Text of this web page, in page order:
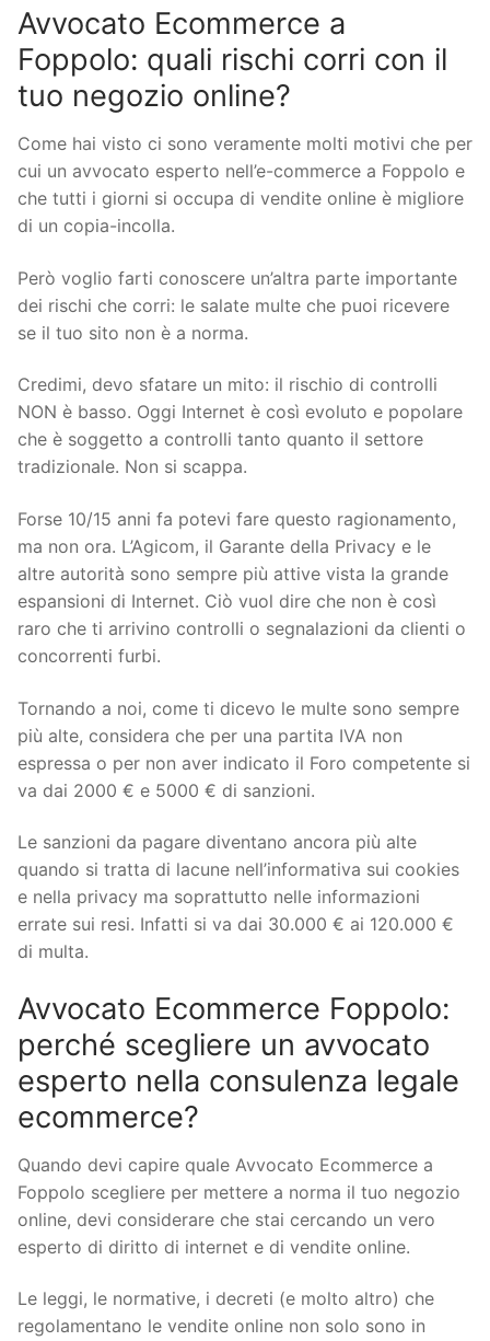
Avvocato Ecommerce a
Foppolo: quali rischi corri con il
tuo negozio online?
Come hai visto ci sono veramente molti motivi che per
cui un avvocato esperto nell’e-commerce a Foppolo e
che tutti i giorni si occupa di vendite online è migliore
di un copia-incolla.
Però voglio farti conoscere un’altra parte importante
dei rischi che corri: le salate multe che puoi ricevere
se il tuo sito non è a norma.
Credimi, devo sfatare un mito: il rischio di controlli
NON è basso. Oggi Internet è così evoluto e popolare
che è soggetto a controlli tanto quanto il settore
tradizionale. Non si scappa.
Forse 10/15 anni fa potevi fare questo ragionamento,
ma non ora. L’Agicom, il Garante della Privacy e le
altre autorità sono sempre più attive vista la grande
espansioni di Internet. Ciò vuol dire che non è così
raro che ti arrivino controlli o segnalazioni da clienti o
concorrenti furbi.
Tornando a noi, come ti dicevo le multe sono sempre
più alte, considera che per una partita IVA non
espressa o per non aver indicato il Foro competente si
va dai 2000 € e 5000 € di sanzioni.
Le sanzioni da pagare diventano ancora più alte
quando si tratta di lacune nell’informativa sui cookies
e nella privacy ma soprattutto nelle informazioni
errate sui resi. Infatti si va dai 30.000 € ai 120.000 €
di multa.
Avvocato Ecommerce Foppolo:
perché scegliere un avvocato
esperto nella consulenza legale
ecommerce?
Quando devi capire quale Avvocato Ecommerce a
Foppolo scegliere per mettere a norma il tuo negozio
online, devi considerare che stai cercando un vero
esperto di diritto di internet e di vendite online.
Le leggi, le normative, i decreti (e molto altro) che
regolamentano le vendite online non solo sono in